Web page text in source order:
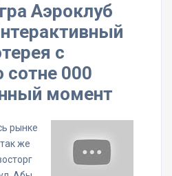
Аэроклуб
с
сотне 000
момент
рынке
же